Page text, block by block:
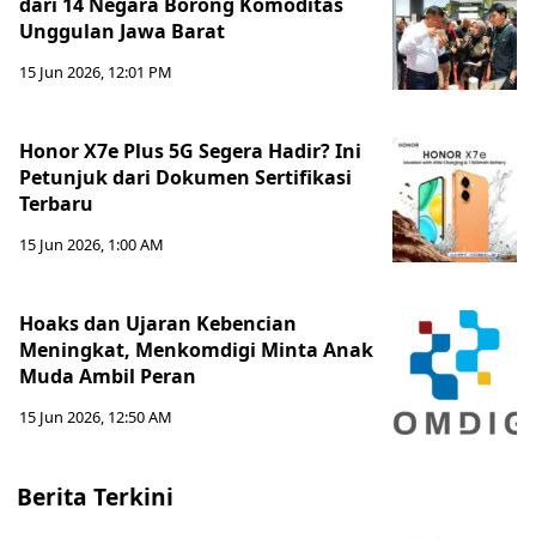
Unggulan Jawa Barat
15 Jun 2026, 12:01 PM
Honor X7e Plus 5G Segera Hadir? Ini
Petunjuk dari Dokumen Sertifikasi
Terbaru
15 Jun 2026, 1:00 AM
Hoaks dan Ujaran Kebencian
Meningkat, Menkomdigi Minta Anak
Muda Ambil Peran
15 Jun 2026, 12:50 AM
Berita Terkini